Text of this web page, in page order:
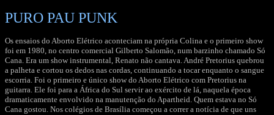
PURO PAU PUNK
Os ensaios do Aborto Elétrico aconteciam na própria Colina e o primeiro show
foi em 1980, no centro comercial Gilberto Salomão, num barzinho chamado Só
Cana. Era um show instrumental, Renato não cantava. André Pretorius quebrou
a palheta e cortou os dedos nas cordas, continuando a tocar enquanto o sangue
escorria. Foi o primeiro e único show do Aborto Elétrico com Pretorius na
guitarra. Ele foi para a África do Sul servir ao exército de lá, naquela época
dramaticamente envolvido na manutenção do Apartheid. Quem estava no Só
Cana gostou. Nos colégios de Brasília começou a correr a notícia de que uns